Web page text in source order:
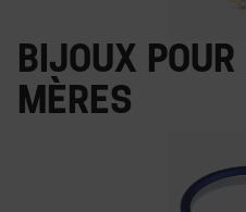
Bijoux
Mères